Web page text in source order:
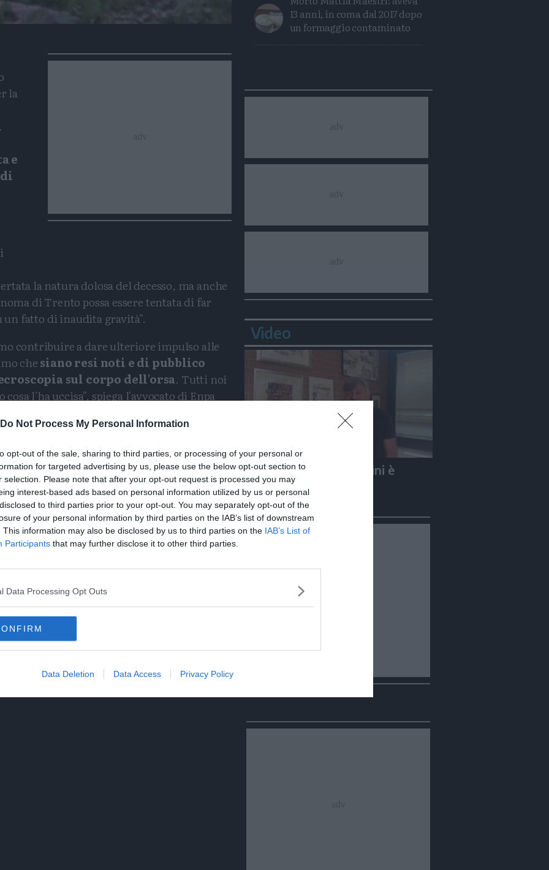
Do Not Process My Personal Information
opt-out of the sale, sharing to third parties, or processing of your personal or
for targeted advertising by us, please use the below opt-out section to
selection. Please note that after your opt-out request is processed you may
interest-based ads based on personal information utilized by us or personal
to third parties prior to your opt-out. You may separately opt-out of the
of your personal information by third parties on the IAB’s list of downstream
This information may also be disclosed by us to third parties on the IAB’s List of
Participants that may further disclose it to other third parties.
Data Processing Opt Outs
Data Deletion Data Access Privacy Policy
la
e
la natura dolosa del decesso, ma anche
di Trento possa essere tentata di far
fatto di inaudita gravità".
contribuire a dare ulteriore impulso alle
chesiano resi noti e di pubblico
sul corpo dell'orsa. Tutti noi
l'ha uccisa", spiega l'avvocato di Enpa
Condividi
TwitterCondividi
Mail
13 anni, in coma dal 2017 dopo
un formaggio contaminato
Video
Beppe Carletti: «Guccini è
stato un Nomade»